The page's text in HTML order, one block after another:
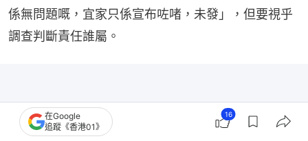
係無問題嘅，宜家只係宣布咗啫，未發」，但要視乎
調查判斷責任誰屬。
在Google
追蹤《香港01》
16